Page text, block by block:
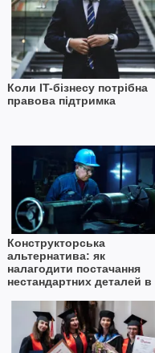
Коли IT-бізнесу потрібна
правова підтримка
Конструкторська
альтернатива: як
налагодити постачання
нестандартних деталей в